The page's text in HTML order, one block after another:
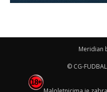
Meridian
© CG-